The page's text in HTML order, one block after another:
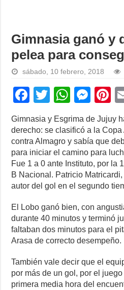
Gimnasia ganó y
pelea para
sábado, 10 febrero, 2018
F
c
e
b
o
o
k
T
wi
tt
er
W
h
at
s
A
p
p
M
e
ss
e
n
g
er
nt
e
st
Gimnasia y Esgrima de Jujuy
derecho: se clasificó a la
contra Almagro y sabía que
para iniciar el camino para
Fue 1 a 0 ante Instituto, por la
B Nacional. Patricio
autor del gol en el segundo
El Lobo ganó bien, con
durante 40 minutos y terminó
faltaban dos minutos para el
Arasa de correcto desempeño.
También vale decir que el
por más de un gol, por el
primera media hora del